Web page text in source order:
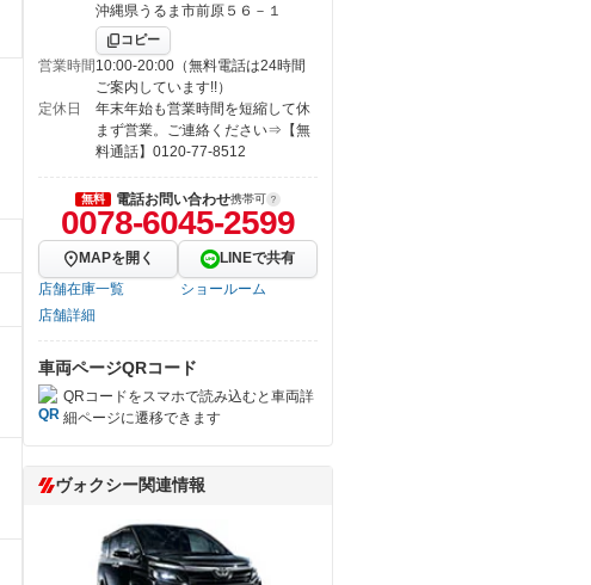
沖縄県うるま市前原５６－１
コピー
営業時間10:00-20:00（無料電話は24時間
ご案内しています!!）
定休日
年末年始も営業時間を短縮して休
まず営業。ご連絡ください⇒【無
料通話】0120-77-8512
無料 電話お問い合わせ携帯可
0078-6045-2599
MAPを開く
LINEで共有
店舗在庫一覧
ショールーム
店舗詳細
車両ページQRコード
QRコードをスマホで読み込むと車両詳
細ページに遷移できます
ヴォクシー関連情報